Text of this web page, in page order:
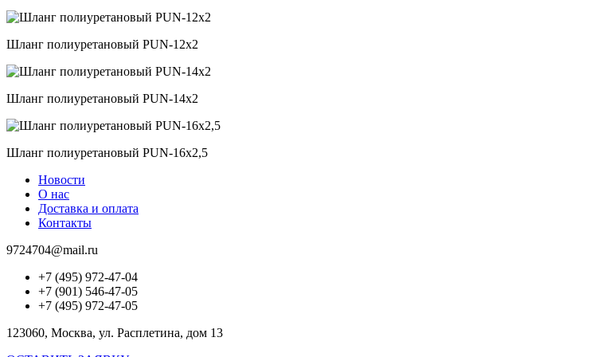
Шланг полиуретановый PUN-12x2
Шланг полиуретановый PUN-14x2
Шланг полиуретановый PUN-16x2,5
Новости
О нас
Доставка и оплата
Контакты
9724704@mail.ru
+7 (495) 972-47-04
+7 (901) 546-47-05
+7 (495) 972-47-05
123060, Москва, ул. Расплетина, дом 13